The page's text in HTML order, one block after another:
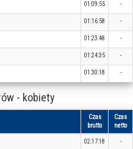
01:09:55 -
01:16:58 -
01:23:48 -
01:24:35 -
01:30:18 -
- kobiety
Czas
brutto
Czas
netto
02:17:18 -